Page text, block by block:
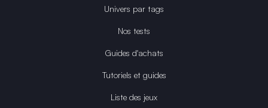
Univers par tags
Nos tests
Guides d'achats
Tutoriels et guides
Liste des jeux